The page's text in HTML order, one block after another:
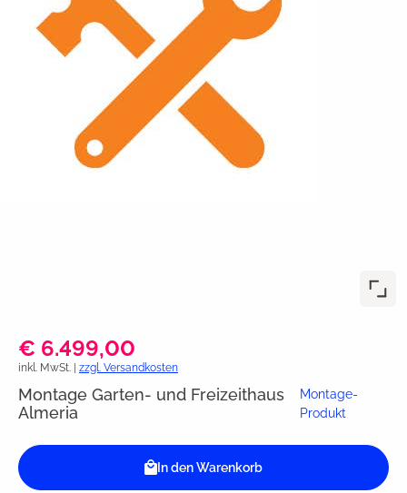
€ 6.499,00
inkl. MwSt. | zzgl. Versandkosten
Montage Garten- und Freizeithaus
Almeria
Montage-
Produkt
In den Warenkorb